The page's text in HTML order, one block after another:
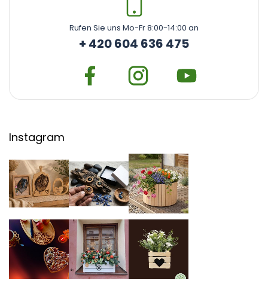
Rufen Sie uns Mo-Fr 8:00-14:00 an
+ 420 604 636 475
Instagram